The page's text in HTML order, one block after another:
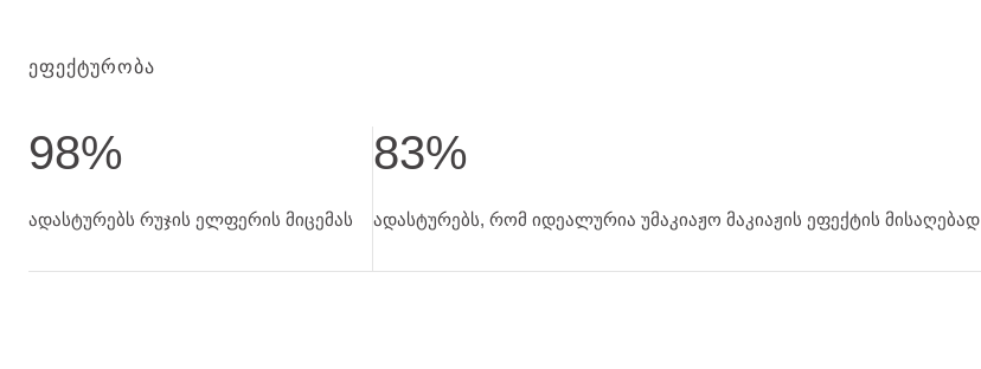
ᲔᲤᲔᲥᲢᲣᲠᲝᲑᲐ
98%
ადასტურებს რუჯის ელფერის მიცემას
83%
ადასტურებს, რომ იდეალურია უმაკიაჟო მაკიაჟის ეფექტის მისაღებად